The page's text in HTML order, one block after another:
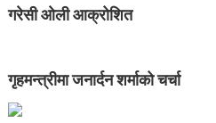
गरेसी ओली आक्रोशित
गृहमन्त्रीमा जनार्दन शर्माको चर्चा